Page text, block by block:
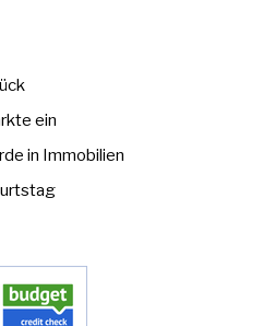
ein
in Immobilien